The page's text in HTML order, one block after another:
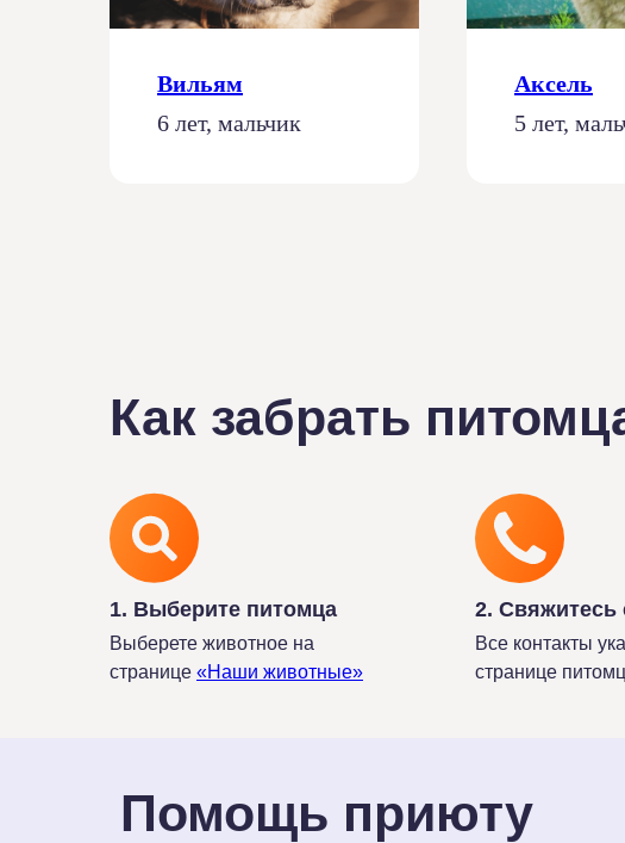
Вильям
6 лет, мальчик
Аксель
5 лет,
Как забрать
1. Выберите питомца
Выберете животное на
странице «Наши животные»
2. Свяжитесь
Все контакты
странице
Помощь приюту